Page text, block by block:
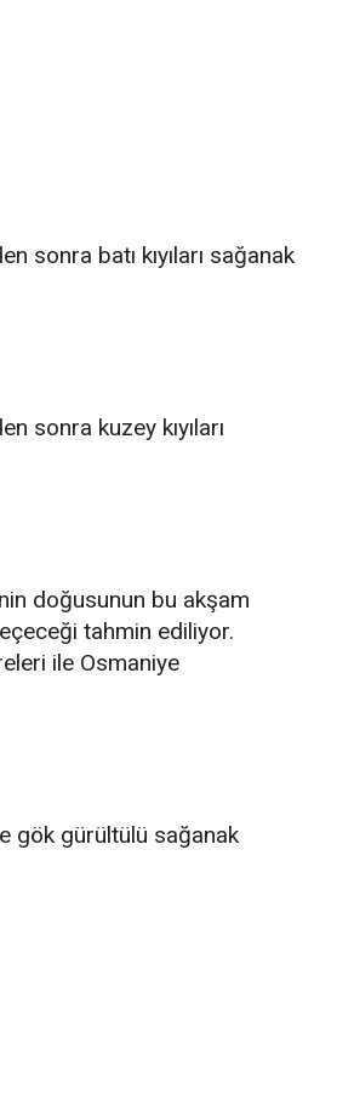
sonra batı kıyıları sağanak
sonra kuzey kıyıları
doğusunun bu akşam
tahmin ediliyor.
ile Osmaniye
gök gürültülü sağanak